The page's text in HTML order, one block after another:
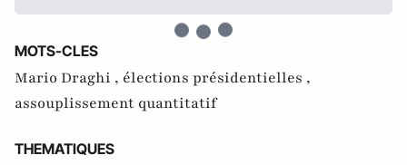
MOTS-CLES
Mario Draghi , élections présidentielles ,
assouplissement quantitatif
THEMATIQUES